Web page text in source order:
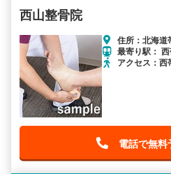
その他の検
駅から探す
西山整骨院
住所：北海
最寄り駅：
アクセス：西
電話で無料